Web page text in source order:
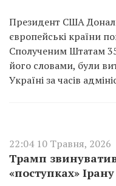
Президент США
європейські країни
Сполученим Штатам
його словами, були
Україні за часів
22:04 10 Травня, 2026
Трамп
«поступках»